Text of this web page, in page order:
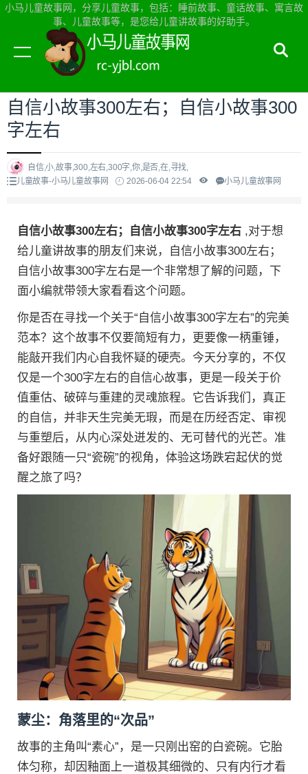
小马儿童故事网，分享儿童故事，包括：睡前故事、童话故事、寓言故
事、儿童故事等，是您给儿童讲故事的好助手。
当前位置：小马儿童故事网首页>儿童故事
自信小故事300左右；自信小故事300
字左右
自信,小,故事,300,左右,300字,你,是否,在,寻找,
儿童故事-小马儿童故事网
2026-06-04 22:54 小马儿童故事网
自信小故事300左右；自信小故事300字左右 ,对于想
给儿童讲故事的朋友们来说，自信小故事300左右；
自信小故事300字左右是一个非常想了解的问题，下
面小编就带领大家看看这个问题。
你是否在寻找一个关于“自信小故事300字左右”的完美
范本？这个故事不仅要简短有力，更要像一柄重锤，
能敲开我们内心自我怀疑的硬壳。今天分享的，不仅
仅是一个300字左右的自信心故事，更是一段关于价
值重估、破碎与重建的灵魂旅程。它告诉我们，真正
的自信，并非天生完美无瑕，而是在历经否定、审视
与重塑后，从内心深处迸发的、无可替代的光芒。准
备好跟随一只“瓷碗”的视角，体验这场跌宕起伏的觉
醒之旅了吗？
蒙尘：角落里的“次品”
故事的主角叫“素心”，是一只刚出窑的白瓷碗。它胎
体匀称，却因釉面上一道极其细微的、只有内行才看